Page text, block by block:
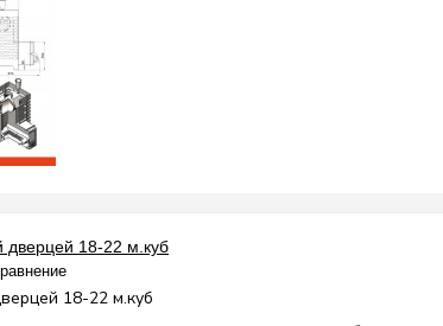
18-22 м.куб